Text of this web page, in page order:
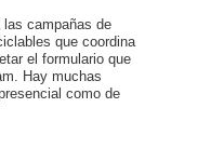
campañas de
que coordina
el formulario que
Hay muchas
como de